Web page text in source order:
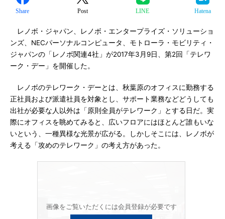
Share Post LINE Hatena
レノボ・ジャパン、レノボ・エンタープライズ・ソリューショ
ンズ、NECパーソナルコンピュータ、モトローラ・モビリティ・
ジャパンの「レノボ関連4社」が2017年3月9日、第2回「テレワ
ーク・デー」を開催した。
レノボのテレワーク・デーとは、秋葉原のオフィスに勤務する
正社員および派遣社員を対象とし、サポート業務などどうしても
出社が必要な人以外は「原則全員がテレワーク」とする日だ。実
際にオフィスを眺めてみると、広いフロアにはほとんど誰もいな
いという、一種異様な光景が広がる。しかしそこには、レノボが
考える「攻めのテレワーク」の考え方があった。
画像をご覧いただくには会員登録が必要です